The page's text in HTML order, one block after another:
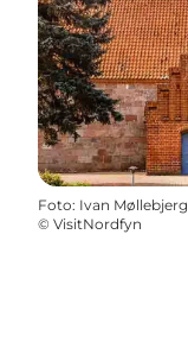
Foto: Ivan Møllebjerg
© VisitNordfyn